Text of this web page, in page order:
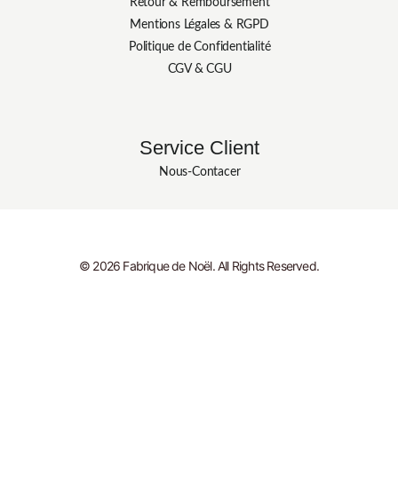
Retour & Remboursement
Mentions Légales & RGPD
Politique de Confidentialité
CGV & CGU
Service Client
Nous-Contacer
© 2026 Fabrique de Noël. All Rights Reserved.